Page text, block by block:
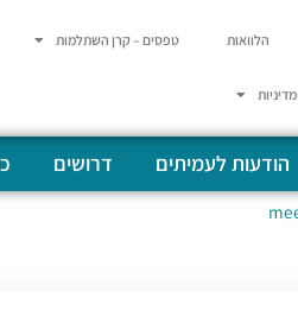
הלוואות טפסים – קרן השתלמות
מדיניות
הודעות לעמיתים דרושים